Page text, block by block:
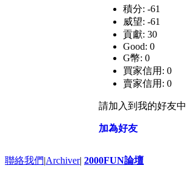
積分: -61
威望: -61
貢獻: 30
Good: 0
G幣: 0
買家信用: 0
賣家信用: 0
請加入到我的好友中
加為好友
聯絡我們|Archiver| 2000FUN論壇